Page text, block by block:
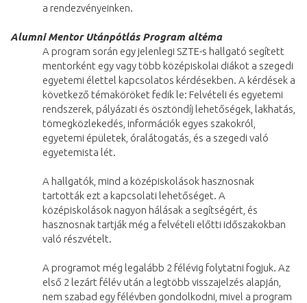
a rendezvényeinken.
Alumni Mentor Utánpótlás Program altéma
A program során egy jelenlegi SZTE-s hallgató segített
mentorként egy vagy több középiskolai diákot a szegedi
egyetemi élettel kapcsolatos kérdésekben. A kérdések a
következő témaköröket fedik le: Felvételi és egyetemi
rendszerek, pályázati és ösztöndíj lehetőségek, lakhatás,
tömegközlekedés, információk egyes szakokról,
egyetemi épületek, óralátogatás, és a szegedi való
egyetemista lét.
A hallgatók, mind a középiskolások hasznosnak
tartották ezt a kapcsolati lehetőséget. A
középiskolások nagyon hálásak a segítségért, és
hasznosnak tartják még a felvételi előtti időszakokban
való részvételt.
A programot még legalább 2 félévig folytatni fogjuk. Az
első 2 lezárt félév után a legtöbb visszajelzés alapján,
nem szabad egy félévben gondolkodni, mivel a program